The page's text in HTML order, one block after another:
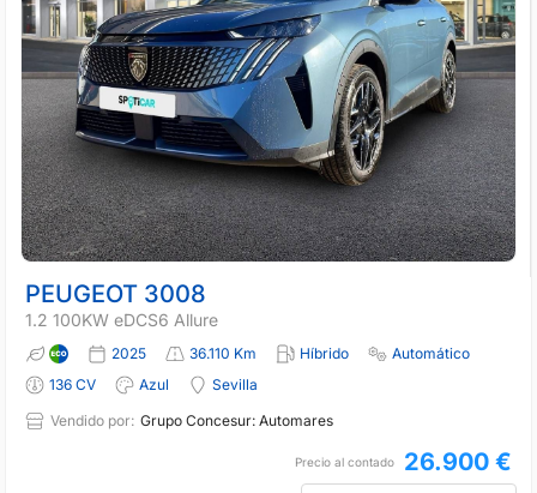
PEUGEOT 3008
1.2 100KW eDCS6 Allure
2025 36.110 Km Híbrido
Automático
136 CV
Azul
Sevilla
Vendido por: Grupo Concesur: Automares
Precio al contado 26.900 €